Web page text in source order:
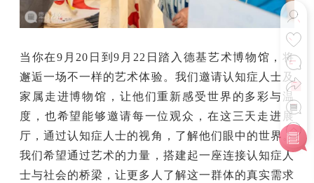
当你在9月20日到9月22日踏入德基艺术博物馆，将
邂逅一场不一样的艺术体验。我们邀请认知症人士及
家属走进博物馆，让他们重新感受世界的多彩与温
度，也希望能够邀请每一位观众，在这三天走进展
厅，通过认知症人士的视角，了解他们眼中的世界。
我们希望通过艺术的力量，搭建起一座连接认知症人
士与社会的桥梁，让更多人了解这一群体的真实需求